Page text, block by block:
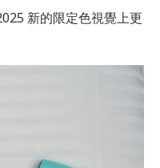
新的限定色視覺上更